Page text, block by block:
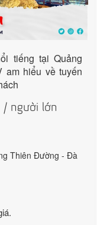
tiếng tại Quảng
am hiểu về tuyến
/ người lớn
Thiên Đường - Đà